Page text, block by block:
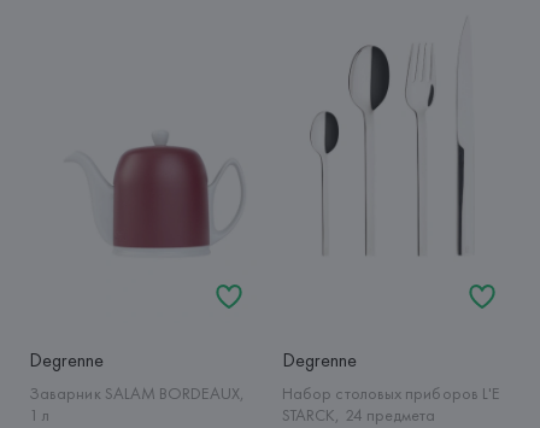
Degrenne
Заварник SALAM BORDEAUX,
1 л
Degrenne
Набор столовых приборов L'E
STARCK, 24 предмета